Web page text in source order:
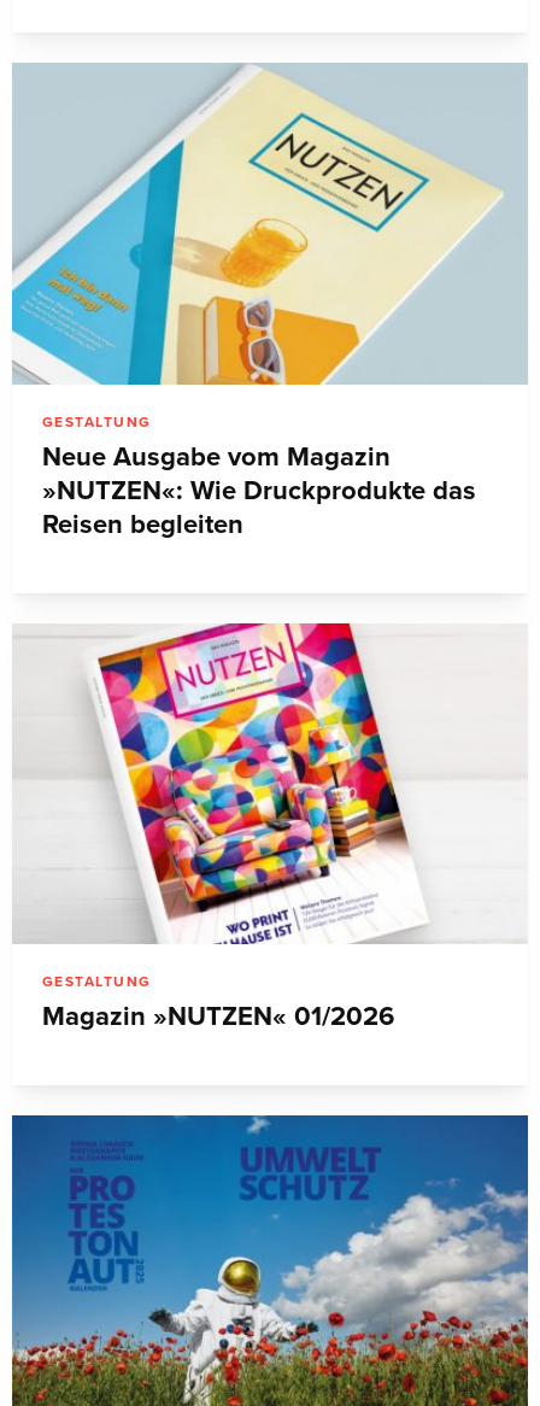
GESTALTUNG
Neue Ausgabe vom Magazin
»NUTZEN«: Wie Druckprodukte das
Reisen begleiten
GESTALTUNG
Magazin »NUTZEN« 01/2026